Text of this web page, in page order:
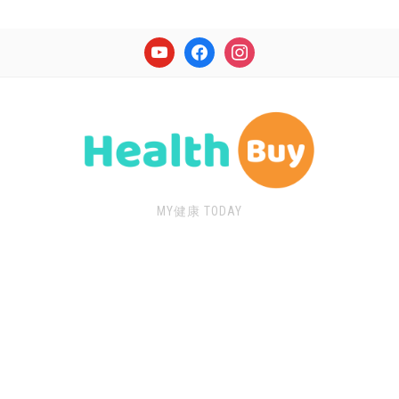
youtube facebookinstagram
MY健康 TODAY